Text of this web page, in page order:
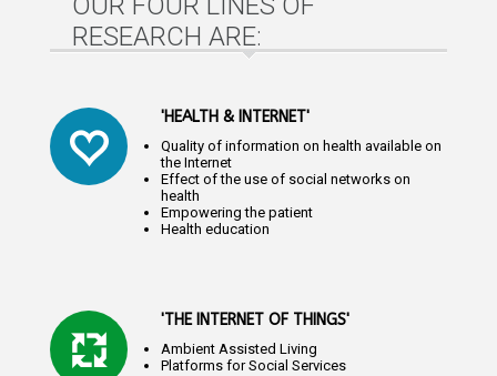
RESEARCH ARE:
'HEALTH & INTERNET'
Quality of information on health available on
the Internet
Effect of the use of social networks on
health
Empowering the patient
Health education
'THE INTERNET OF THINGS'
Ambient Assisted Living
Platforms for Social Services